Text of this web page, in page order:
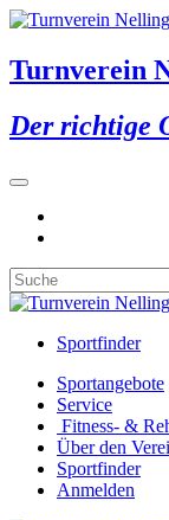
Turnverein
Der richtige
Sportfinder
Sportangebote
Service
Fitness- &
Über den
Sportfinder
Anmelden